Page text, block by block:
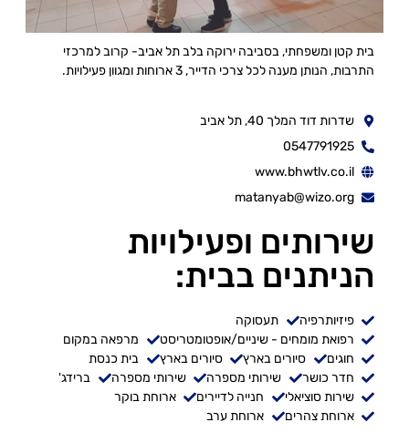
בית קטן ומשפחתי, בסביבה ירוקה בלב תל אביב- קרוב למרכזי
התרבות, הנותן מענה לכל צרכי הדייר, 3 ארוחות ומגוון פעילויות.
שדרות דוד המלך 40, תל אביב
0547791925
www.bhwtlv.co.il
matanyab@wizo.org
שירותים ופעילויות
הניתנים בבית:
פיזיותרפיה
תעסוקה
רפואת מומחים - שיניים/אופטומטריסט
מרפאה במקום
חוגים
סיורים בארץ סיורים בארץ
בית כנסת
חדר כושר
שירותי מספרה שירותי מספרה
ברידג'
שירות סוציאלי
חנייה לדיירים
ארוחת בוקר
ארוחת צהרים
ארוחת ערב